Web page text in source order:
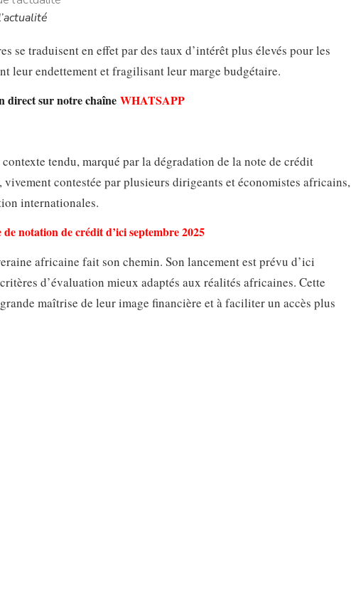
se traduisent en effet par des taux d’intérêt plus élevés pour les
leur endettement et fragilisant leur marge budgétaire.
direct sur notre chaîneWHATSAPP
tendu, marqué par la dégradation de la note de crédit
contestée par plusieurs dirigeants et économistes africains,
internationales.
notation de crédit d’ici septembre 2025
africaine fait son chemin. Son lancement est prévu d’ici
d’évaluation mieux adaptés aux réalités africaines. Cette
maîtrise de leur image financière et à faciliter un accès plus